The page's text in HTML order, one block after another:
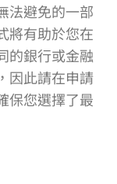
法避免的一部
將有助於您在
的銀行或金融
因此請在申請
保您選擇了最